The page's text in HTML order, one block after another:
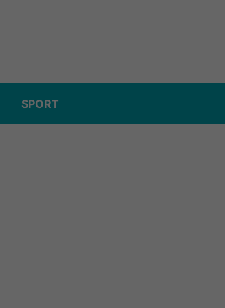
SPORT